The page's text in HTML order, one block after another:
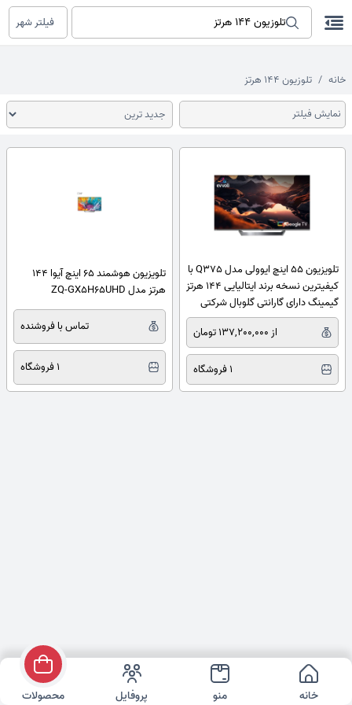
فیلتر شهر
خانه تلوزیون 144 هرتز
نمایش فیلتر
تلویزیون 55 اینچ ایوولی مدل Q375 با
کیفیترین نسخه برند ایتالیایی 144 هرتز
گیمینگ دارای گارانتی گلوبال شرکتی
(پس کرایه)
از 137,200,000 تومان
1 فروشگاه
تلویزیون هوشمند 65 اینچ آیوا 144
هرتز مدل ZQ-GX5H65UHD
تماس با فروشنده
1 فروشگاه
خانه منو پروفایل محصولات